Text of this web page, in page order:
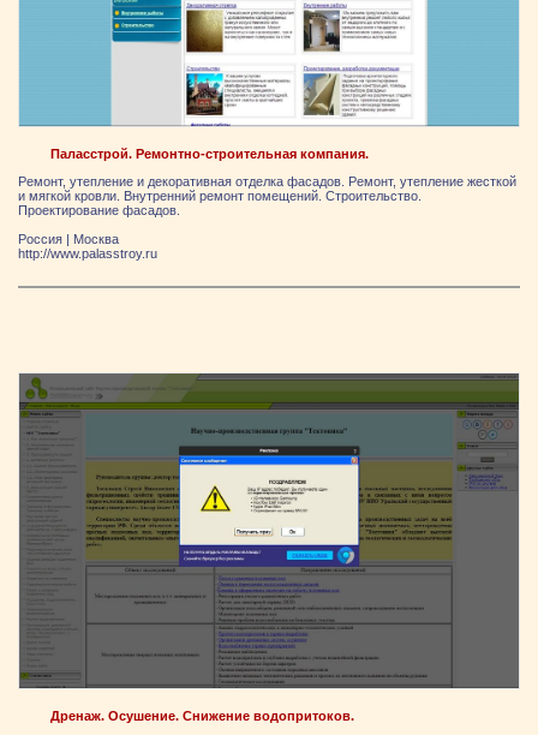
Паласстрой. Ремонтно-строительная компания.
Ремонт, утепление и декоративная отделка фасадов. Ремонт, утепление жесткой
и мягкой кровли. Внутренний ремонт помещений. Строительство.
Проектирование фасадов.
Россия | Москва
http://www.palasstroy.ru
Дренаж. Осушение. Снижение водопритоков.